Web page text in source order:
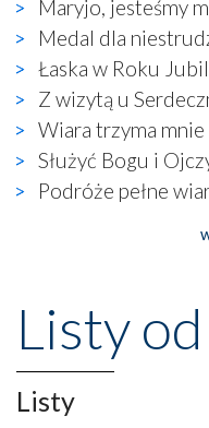
wizerunek Zbawiciela…
Zatem nawet w
naocznie
się ogromna walka o
wierzących. Do
widzieliśmy w
gdzie w miejscu
księgarnia.
Nasze
wznoszono na chwałę
Opatrznościową
niepodległość kraju.
misterna
wspaniałe zdobienia,
Maryjo, jesteśmy
Medal dla
Łaska w Roku
Z wizytą u
Wiara trzyma
Służyć Bogu i
Podróże pełne
Listy
Listy